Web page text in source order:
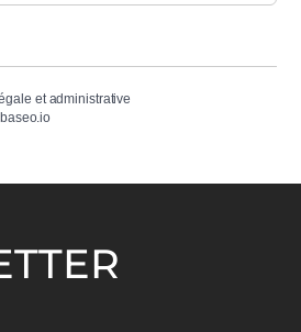
et administrative
baseo.io